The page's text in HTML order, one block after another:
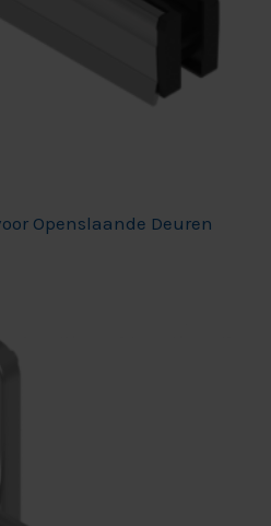
Openslaande Deuren